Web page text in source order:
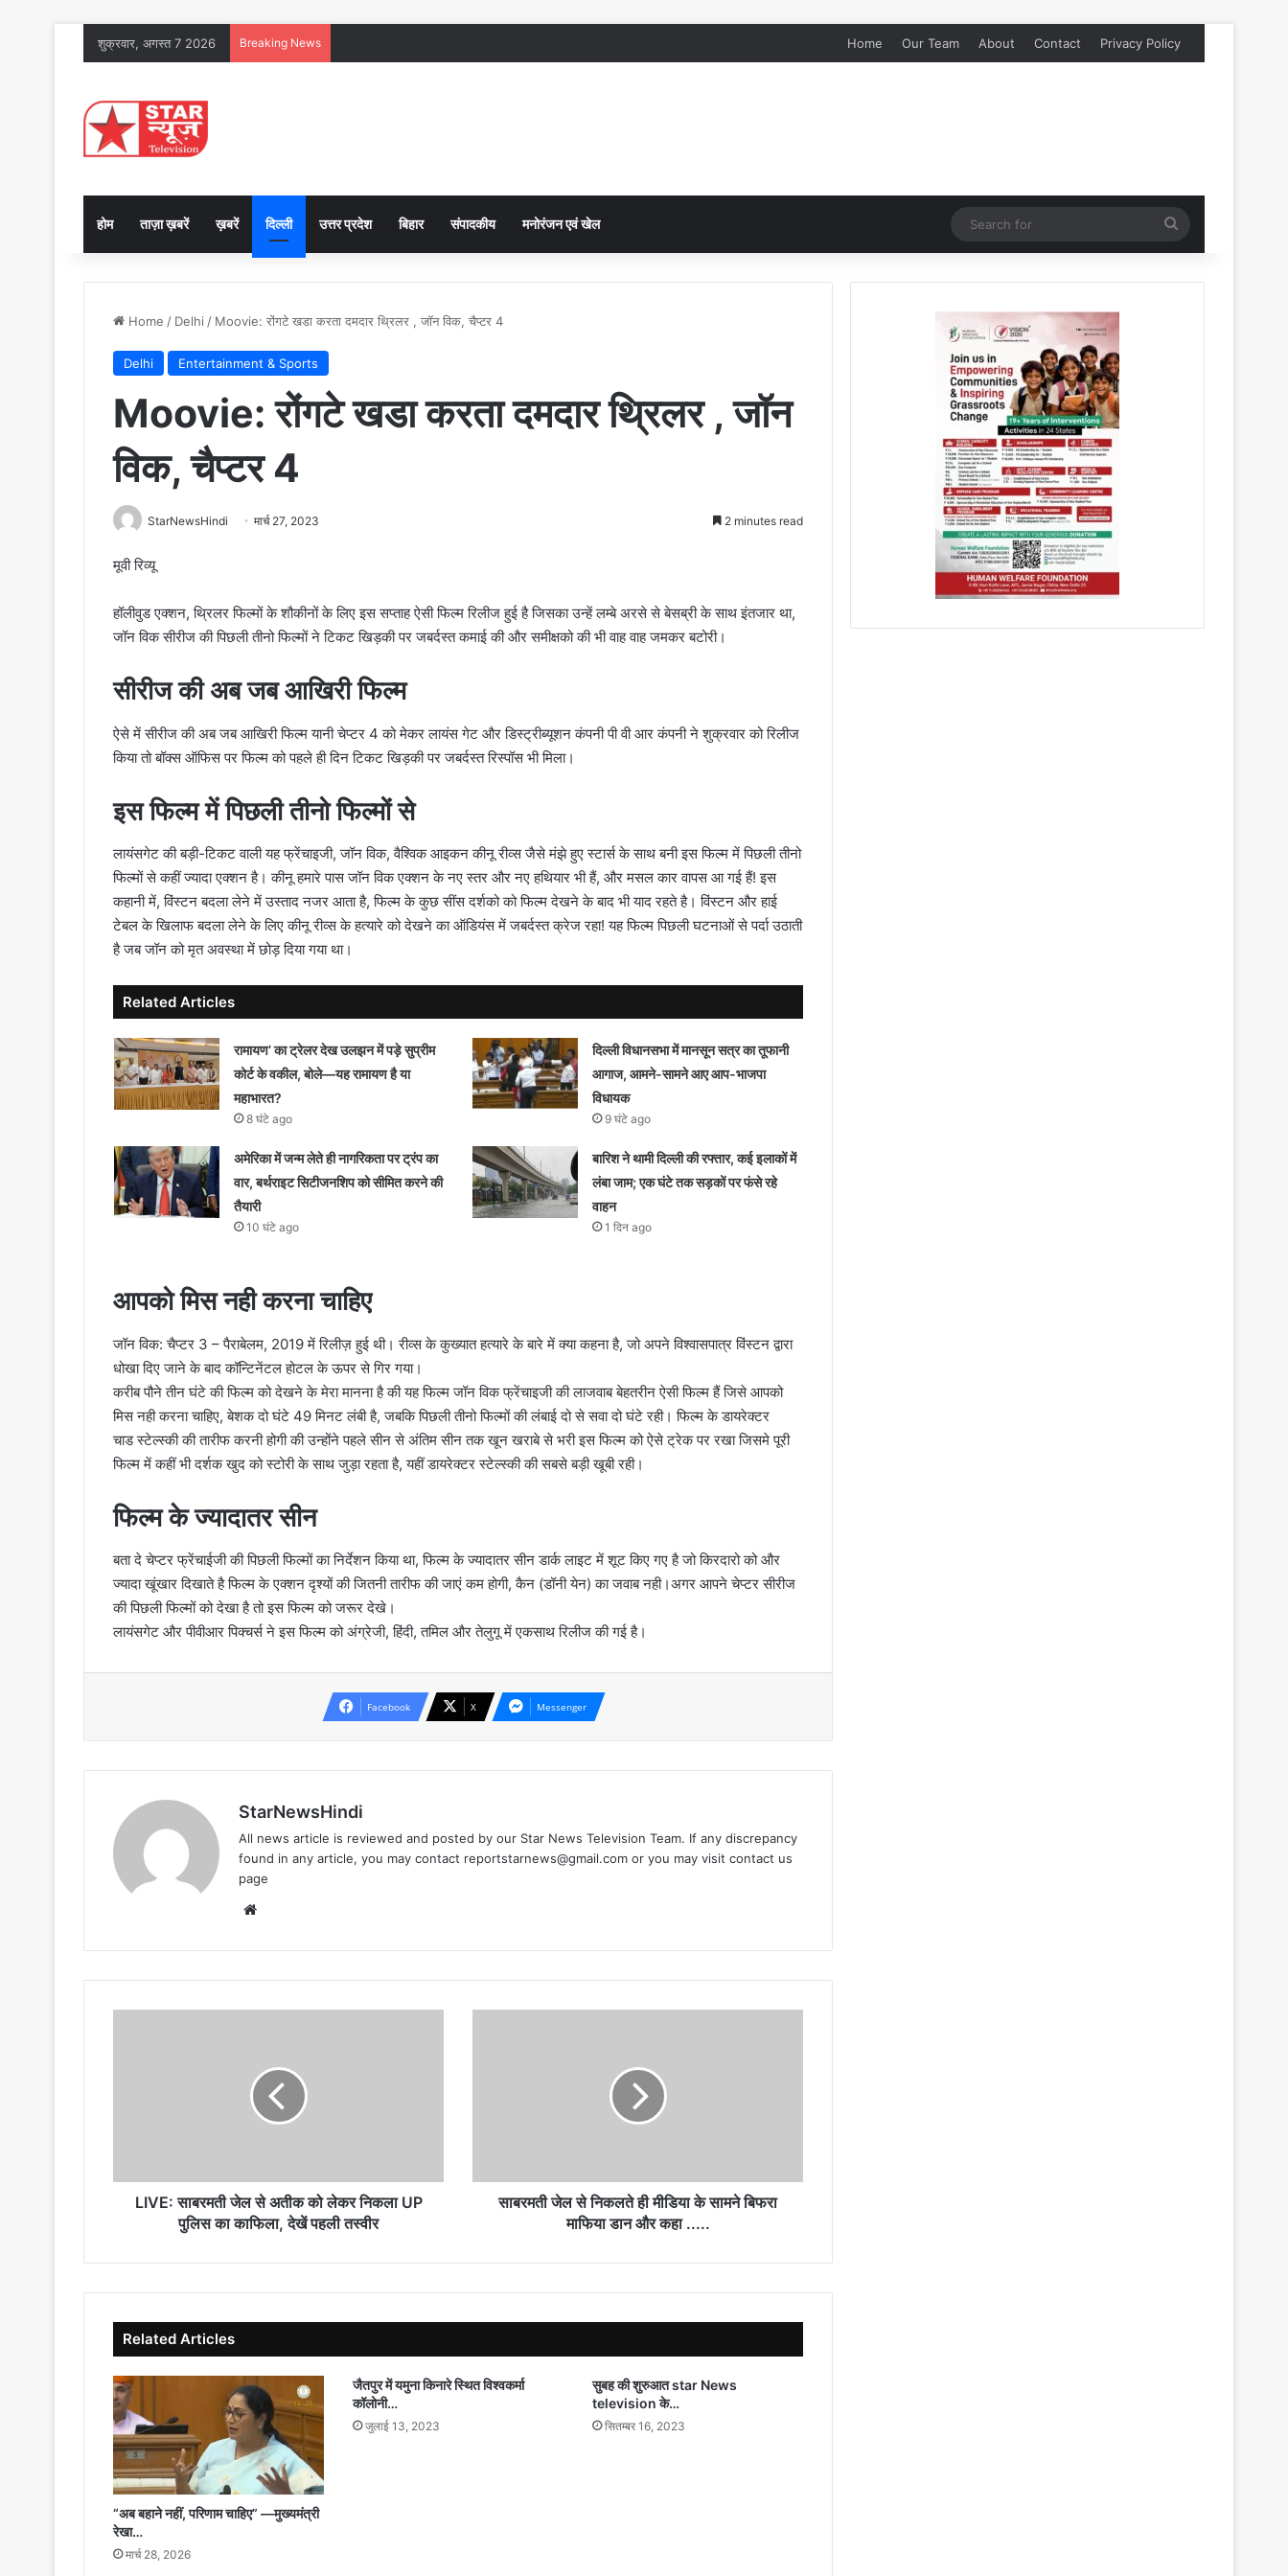
शुक्रवार, अगस्त 7 2026 Breaking News Home Our Team About Contact Privacy Policy
होम ताज़ा ख़बरें ख़बरें दिल्ली उत्तर प्रदेश बिहार संपादकीय मनोरंजन एवं खेल
for
Home / Delhi / Moovie: रोंगटे खडा करता दमदार थ्रिलर , जॉन विक, चैप्टर 4
Delhi Entertainment & Sports
Moovie: रोंगटे खडा करता दमदार थ्रिलर , जॉन
विक, चैप्टर 4
StarNewsHindi मार्च 27, 2023 2 minutes read
मूवी रिव्यू
हॉलीवुड एक्शन, थ्रिलर फिल्मों के शौकीनों के लिए इस सप्ताह ऐसी फिल्म रिलीज हुई है जिसका उन्हें लम्बे अरसे से बेसब्री के साथ इंतजार था,
जॉन विक सीरीज की पिछली तीनो फिल्मों ने टिकट खिड़की पर जबर्दस्त कमाई की और समीक्षको की भी वाह वाह जमकर बटोरी।
सीरीज की अब जब आखिरी फिल्म
ऐसे में सीरीज की अब जब आखिरी फिल्म यानी चेप्टर 4 को मेकर लायंस गेट और डिस्ट्रीब्यूशन कंपनी पी वी आर कंपनी ने शुक्रवार को रिलीज
किया तो बॉक्स ऑफिस पर फिल्म को पहले ही दिन टिकट खिड़की पर जबर्दस्त रिस्पॉस भी मिला।
इस फिल्म में पिछली तीनो फिल्मों से
लायंसगेट की बड़ी-टिकट वाली यह फ्रेंचाइजी, जॉन विक, वैश्विक आइकन कीनू रीव्स जैसे मंझे हुए स्टार्स के साथ बनी इस फिल्म में पिछली तीनो
फिल्मों से कहीं ज्यादा एक्शन है। कीनू हमारे पास जॉन विक एक्शन के नए स्तर और नए हथियार भी हैं, और मसल कार वापस आ गई हैं! इस
कहानी में, विंस्टन बदला लेने में उस्ताद नजर आता है, फिल्म के कुछ सींस दर्शको को फिल्म देखने के बाद भी याद रहते है। विंस्टन और हाई
टेबल के खिलाफ बदला लेने के लिए कीनू रीव्स के हत्यारे को देखने का ऑडियंस में जबर्दस्त क्रेज रहा! यह फिल्म पिछली घटनाओं से पर्दा उठाती
है जब जॉन को मृत अवस्था में छोड़ दिया गया था।
Related Articles
रामायण’ का ट्रेलर देख उलझन में पड़े सुप्रीम
कोर्ट के वकील, बोले—यह रामायण है या
महाभारत?
8 घंटे ago
दिल्ली विधानसभा में मानसून सत्र का तूफानी
आगाज, आमने-सामने आए आप-भाजपा
विधायक
9 घंटे ago
अमेरिका में जन्म लेते ही नागरिकता पर ट्रंप का
वार, बर्थराइट सिटीजनशिप को सीमित करने की
तैयारी
10 घंटे ago
बारिश ने थामी दिल्ली की रफ्तार, कई इलाकों में
लंबा जाम; एक घंटे तक सड़कों पर फंसे रहे
वाहन
1 दिन ago
आपको मिस नही करना चाहिए
जॉन विक: चैप्टर 3 – पैराबेलम, 2019 में रिलीज़ हुई थी। रीव्स के कुख्यात हत्यारे के बारे में क्या कहना है, जो अपने विश्वासपात्र विंस्टन द्वारा
धोखा दिए जाने के बाद कॉन्टिनेंटल होटल के ऊपर से गिर गया।
करीब पौने तीन घंटे की फिल्म को देखने के मेरा मानना है की यह फिल्म जॉन विक फ्रेंचाइजी की लाजवाब बेहतरीन ऐसी फिल्म हैं जिसे आपको
मिस नही करना चाहिए, बेशक दो घंटे 49 मिनट लंबी है, जबकि पिछली तीनो फिल्मों की लंबाई दो से सवा दो घंटे रही। फिल्म के डायरेक्टर
चाड स्टेल्स्की की तारीफ करनी होगी की उन्होंने पहले सीन से अंतिम सीन तक खून खराबे से भरी इस फिल्म को ऐसे ट्रेक पर रखा जिसमे पूरी
फिल्म में कहीं भी दर्शक खुद को स्टोरी के साथ जुड़ा रहता है, यहीं डायरेक्टर स्टेल्स्की की सबसे बड़ी खूबी रही।
फिल्म के ज्यादातर सीन
बता दे चेप्टर फ्रेंचाईजी की पिछली फिल्मों का निर्देशन किया था, फिल्म के ज्यादातर सीन डार्क लाइट में शूट किए गए है जो किरदारो को और
ज्यादा खूंखार दिखाते है फिल्म के एक्शन दृश्यों की जितनी तारीफ की जाएं कम होगी, कैन (डॉनी येन) का जवाब नही।अगर आपने चेप्टर सीरीज
की पिछली फिल्मों को देखा है तो इस फिल्म को जरूर देखे।
लायंसगेट और पीवीआर पिक्चर्स ने इस फिल्म को अंग्रेजी, हिंदी, तमिल और तेलुगू में एकसाथ रिलीज की गई है।
Facebook X Messenger
StarNewsHindi
All news article is reviewed and posted by our Star News Television Team. If any discrepancy
found in any article, you may contact reportstarnews@gmail.com or you may visit contact us
page
UP
पुलिस
देखें
LIVE: साबरमती जेल से अतीक को लेकर निकला UP
पुलिस का काफिला, देखें पहली तस्वीर
बिफरा
माफिया
कहा
साबरमती जेल से निकलते ही मीडिया के सामने बिफरा
माफिया डान और कहा .....
Related Articles
“अब बहाने नहीं, परिणाम चाहिए” —मुख्यमंत्री
रेखा…
मार्च 28, 2026
जैतपुर में यमुना किनारे स्थित विश्वकर्मा
कॉलोनी…
जुलाई 13, 2023
सुबह की शुरुआत star News
television के…
सितम्बर 16, 2023